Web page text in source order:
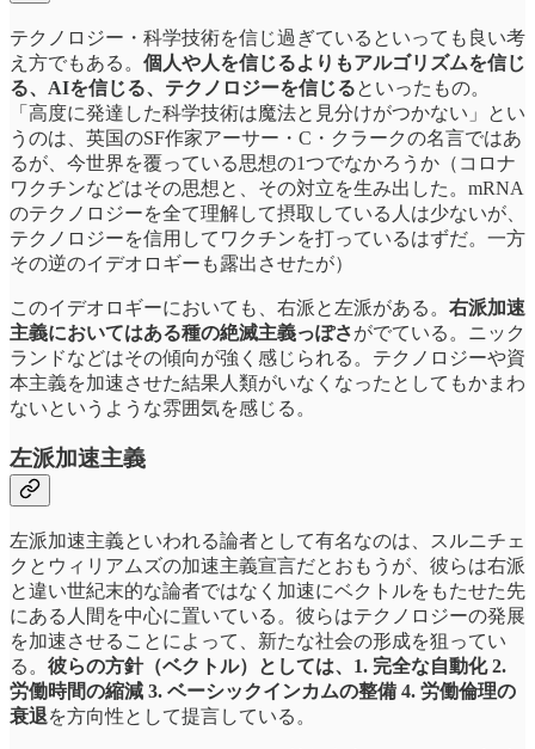
テクノロジー・科学技術を信じ過ぎているといっても良い考
え方でもある。 個人や人を信じるよりもアルゴリズムを信じ
る、AIを信じる、テクノロジーを信じるといったもの。
「高度に発達した科学技術は魔法と見分けがつかない」とい
うのは、英国のSF作家アーサー・C・クラークの名言ではあ
るが、今世界を覆っている思想の1つでなかろうか（コロナ
ワクチンなどはその思想と、その対立を生み出した。mRNA
のテクノロジーを全て理解して摂取している人は少ないが、
テクノロジーを信用してワクチンを打っているはずだ。一方
その逆のイデオロギーも露出させたが）
このイデオロギーにおいても、右派と左派がある。 右派加速
主義においてはある種の絶滅主義っぽさがでている。ニック
ランドなどはその傾向が強く感じられる。テクノロジーや資
本主義を加速させた結果人類がいなくなったとしてもかまわ
ないというような雰囲気を感じる。
左派加速主義
左派加速主義といわれる論者として有名なのは、スルニチェ
クとウィリアムズの加速主義宣言だとおもうが、彼らは右派
と違い世紀末的な論者ではなく加速にベクトルをもたせた先
にある人間を中心に置いている。彼らはテクノロジーの発展
を加速させることによって、新たな社会の形成を狙ってい
る。 彼らの方針（ベクトル）としては、1. 完全な自動化 2.
労働時間の縮減 3. ベーシックインカムの整備 4. 労働倫理の
衰退を方向性として提言している。